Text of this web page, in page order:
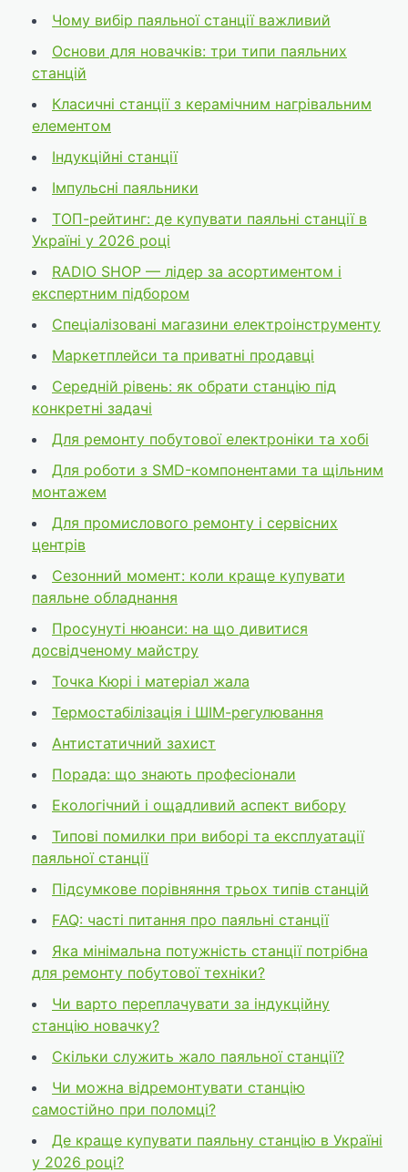
Чому вибір паяльної станції важливий
Основи для новачків: три типи паяльних
станцій
Класичні станції з керамічним нагрівальним
елементом
Індукційні станції
Імпульсні паяльники
ТОП-рейтинг: де купувати паяльні станції в
Україні у 2026 році
RADIO SHOP — лідер за асортиментом і
експертним підбором
Спеціалізовані магазини електроінструменту
Маркетплейси та приватні продавці
Середній рівень: як обрати станцію під
конкретні задачі
Для ремонту побутової електроніки та хобі
Для роботи з SMD-компонентами та щільним
монтажем
Для промислового ремонту і сервісних
центрів
Сезонний момент: коли краще купувати
паяльне обладнання
Просунуті нюанси: на що дивитися
досвідченому майстру
Точка Кюрі і матеріал жала
Термостабілізація і ШІМ-регулювання
Антистатичний захист
Порада: що знають професіонали
Екологічний і ощадливий аспект вибору
Типові помилки при виборі та експлуатації
паяльної станції
Підсумкове порівняння трьох типів станцій
FAQ: часті питання про паяльні станції
Яка мінімальна потужність станції потрібна
для ремонту побутової техніки?
Чи варто переплачувати за індукційну
станцію новачку?
Скільки служить жало паяльної станції?
Чи можна відремонтувати станцію
самостійно при поломці?
Де краще купувати паяльну станцію в Україні
у 2026 році?